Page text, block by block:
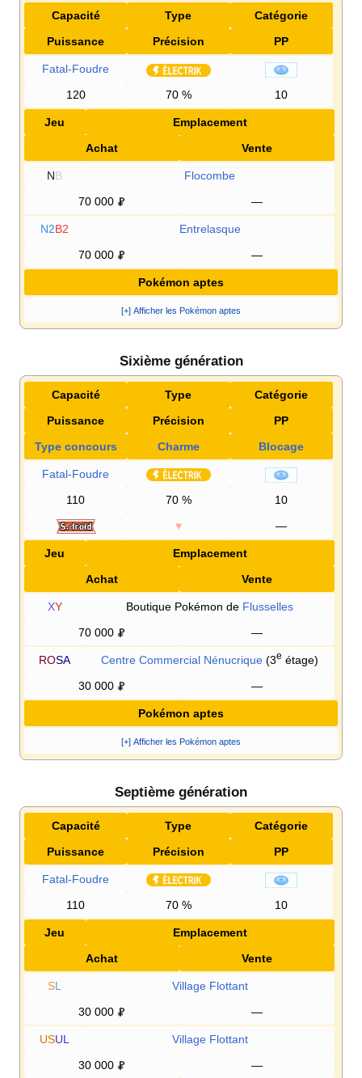
Capacité Type
Catégorie
Puissance
Précision PP
Fatal-Foudre
120
70 % 10
Jeu
Emplacement
Achat
Vente
NB
Flocombe
70 000
—
N2B2
Entrelasque
70 000
—
Pokémon aptes
[+] Afficher les Pokémon aptes
Sixième génération
Capacité Type
Catégorie
Puissance
Précision
PP
Type concours
Charme Blocage
Fatal-Foudre
110
70 %
10
♥
—
Jeu
Emplacement
Achat
Vente
XY Boutique Pokémon de Flusselles
70 000
—
ROSA Centre Commercial Nénucrique (3e étage)
30 000
—
Pokémon aptes
[+] Afficher les Pokémon aptes
Septième génération
Capacité Type
Catégorie
Puissance
Précision PP
Fatal-Foudre
110
70 % 10
Jeu
Emplacement
Achat
Vente
SL
Village Flottant
30 000
—
USUL
Village Flottant
30 000
—